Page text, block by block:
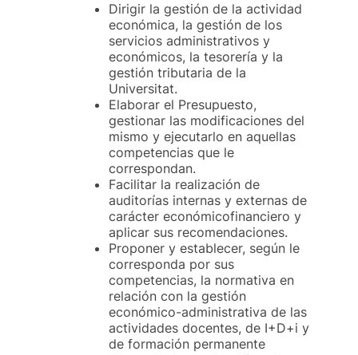
Dirigir la gestión de la actividad
económica, la gestión de los
servicios administrativos y
económicos, la tesorería y la
gestión tributaria de la
Universitat.
Elaborar el Presupuesto,
gestionar las modificaciones del
mismo y ejecutarlo en aquellas
competencias que le
correspondan.
Facilitar la realización de
auditorías internas y externas de
carácter económicofinanciero y
aplicar sus recomendaciones.
Proponer y establecer, según le
corresponda por sus
competencias, la normativa en
relación con la gestión
económico-administrativa de las
actividades docentes, de I+D+i y
de formación permanente